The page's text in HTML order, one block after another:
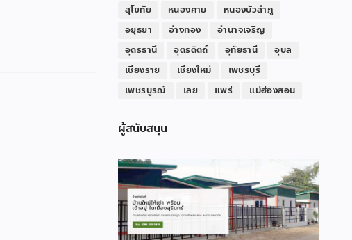
สุโขทัย
หนองคาย
หนองบัวลำภู
อยุธยา
อ่างทอง
อำนาจเจริญ
อุดรธานี
อุตรดิตถ์ อุทัยธานี
อุบล
เชียงราย
เชียงใหม่
เพชรบุรี
เพชรบูรณ์
เลย แพร่ แม่ฮ่องสอน
ผู้สนับสนุน